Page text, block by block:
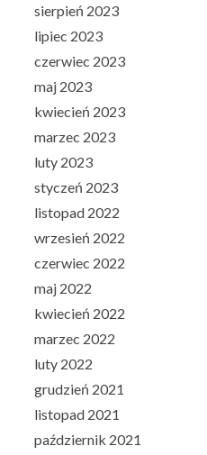
sierpień 2023
lipiec 2023
czerwiec 2023
maj 2023
kwiecień 2023
marzec 2023
luty 2023
styczeń 2023
listopad 2022
wrzesień 2022
czerwiec 2022
maj 2022
kwiecień 2022
marzec 2022
luty 2022
grudzień 2021
listopad 2021
październik 2021